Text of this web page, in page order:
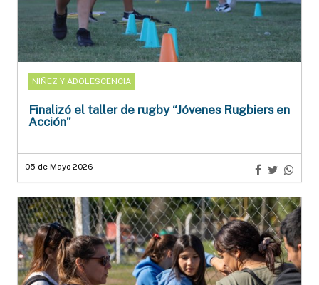
NIÑEZ Y ADOLESCENCIA
Finalizó el taller de rugby “Jóvenes Rugbiers en
Acción”
05 de Mayo 2026